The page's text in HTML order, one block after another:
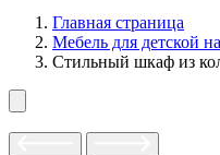
Главная страница
Мебель для детской
Стильный шкаф из